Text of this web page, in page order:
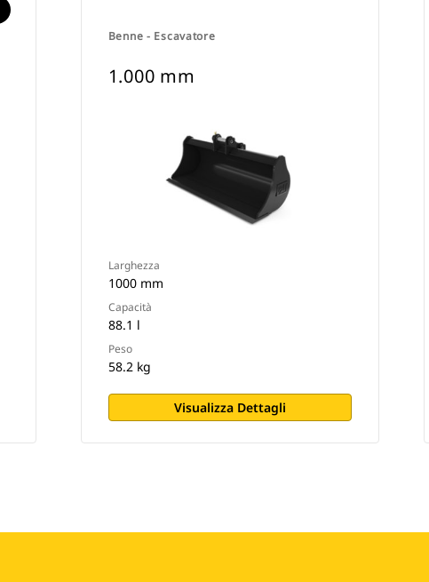
Benne - Escavatore
1.000 mm
Larghezza
1000 mm
Capacità
88.1 l
Peso
58.2 kg
Visualizza Dettagli